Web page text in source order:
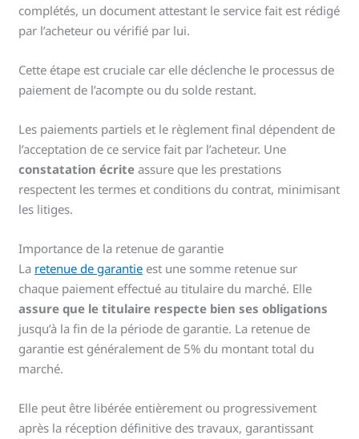
complétés, un document attestant le service fait est rédigé
par l’acheteur ou vérifié par lui.
Cette étape est cruciale car elle déclenche le processus de
paiement de l’acompte ou du solde restant.
Les paiements partiels et le règlement final dépendent de
l’acceptation de ce service fait par l’acheteur. Une
constatation écrite assure que les prestations
respectent les termes et conditions du contrat, minimisant
les litiges.
Importance de la retenue de garantie
La retenue de garantie est une somme retenue sur
chaque paiement effectué au titulaire du marché. Elle
assure que le titulaire respecte bien ses obligations
jusqu’à la fin de la période de garantie. La retenue de
garantie est généralement de 5% du montant total du
marché.
Elle peut être libérée entièrement ou progressivement
après la réception définitive des travaux, garantissant